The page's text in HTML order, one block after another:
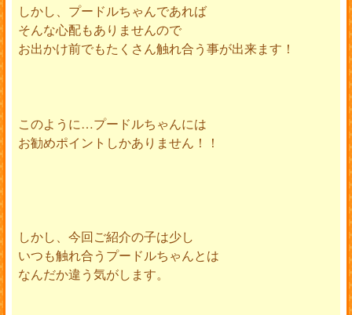
しかし、プードルちゃんであれば
そんな心配もありませんので
お出かけ前でもたくさん触れ合う事が出来ます！
このように…プードルちゃんには
お勧めポイントしかありません！！
しかし、今回ご紹介の子は少し
いつも触れ合うプードルちゃんとは
なんだか違う気がします。